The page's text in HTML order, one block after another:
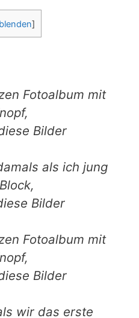
]
Foto­al­bum mit
Bil­der
als ich jung
Bil­der
Foto­al­bum mit
Bil­der
wir das ers­te